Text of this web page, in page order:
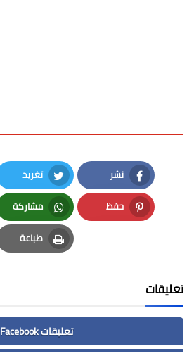
نشر
Facebook
تغريد
Twitter
حفظ
Pinterest
مشاركة
Whatsapp
طباعة
Print
تعليقات
تعليقات Facebook